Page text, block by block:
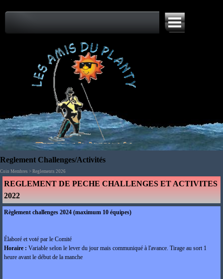
Reglement Challenges/Activités
Coin Membres > Reglements 2026
REGLEMENT DE PECHE CHALLENGES ET ACTIVITES
2022
Règlement challenges 2024 (maximum 10 équipes)
Élaboré et voté par le Comité
Horaire : Variable selon le lever du jour mais communiqué à l'avance. Tirage au sort 1
heure avant le début de la manche